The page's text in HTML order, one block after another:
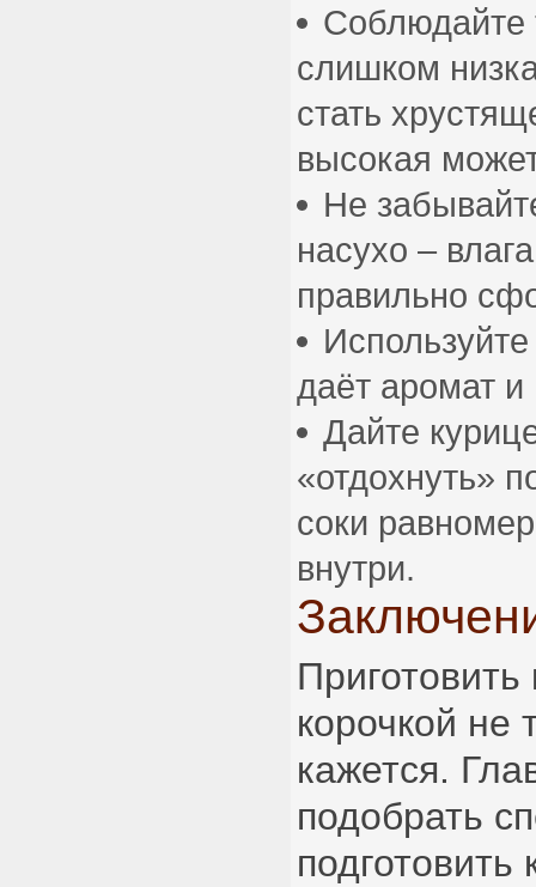
Соблюдайте
слишком
стать
высокая
Не
насухо –
правильно
даёт аромат и
Дайте
«отдохнуть»
соки
внутри.
Приготовить
корочкой не
кажется.
подобрать
подготовить